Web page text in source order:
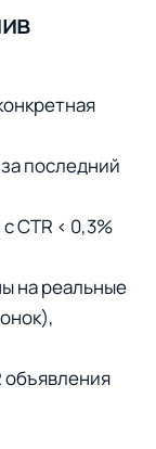
последний
CTR < 0,3%
на реальные